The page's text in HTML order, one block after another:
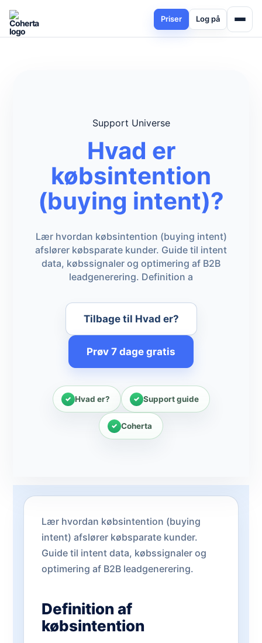
Priser Log på
Support Universe
Hvad er
købsintention
(buying intent)?
Lær hvordan købsintention (buying intent)
afslører købsparate kunder. Guide til intent
data, købssignaler og optimering af B2B
leadgenerering. Definition a
Tilbage til Hvad er?
Prøv 7 dage gratis
Hvad er? Support guide
Coherta
Lær hvordan købsintention (buying
intent) afslører købsparate kunder.
Guide til intent data, købssignaler og
optimering af B2B leadgenerering.
Definition af
købsintention